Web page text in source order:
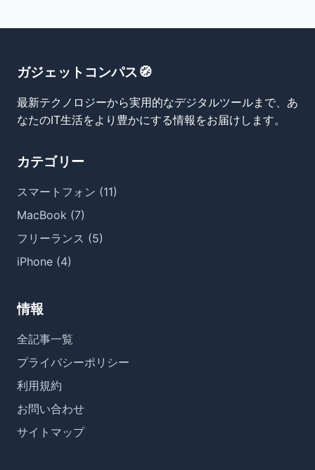
ガジェットコンパス🧭
最新テクノロジーから実用的なデジタルツールまで、あ
なたのIT生活をより豊かにする情報をお届けします。
カテゴリー
スマートフォン (11)
MacBook (7)
フリーランス (5)
iPhone (4)
情報
全記事一覧
プライバシーポリシー
利用規約
お問い合わせ
サイトマップ